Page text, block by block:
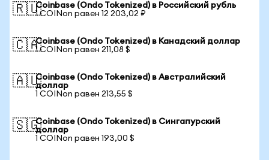
🇷🇺Coinbase (Ondo Tokenized) в Российский рубль
1 COINon равен 12 203,02 ₽
🇨🇦Coinbase (Ondo Tokenized) в Канадский доллар
1 COINon равен 211,08 $
🇦🇺Coinbase (Ondo Tokenized) в Австралийский
доллар
1 COINon равен 213,55 $
🇸🇬Coinbase (Ondo Tokenized) в Сингапурский
доллар
1 COINon равен 193,00 $